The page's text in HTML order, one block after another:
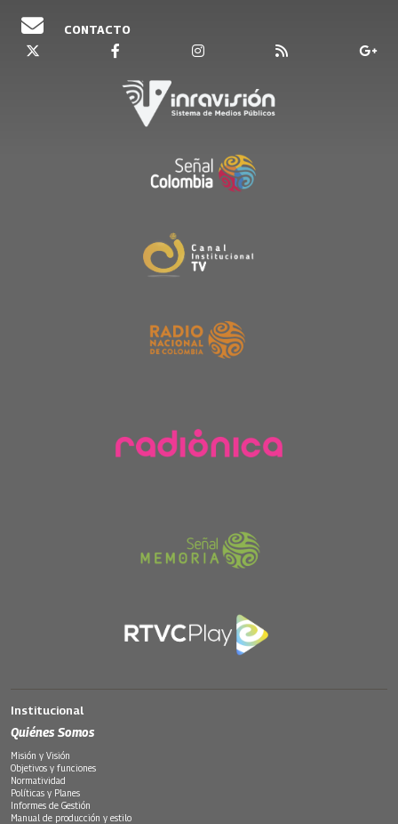
CONTACTO
Institucional
Quiénes Somos
Misión y Visión
Objetivos y funciones
Normatividad
Políticas y Planes
Informes de Gestión
Manual de producción y estilo